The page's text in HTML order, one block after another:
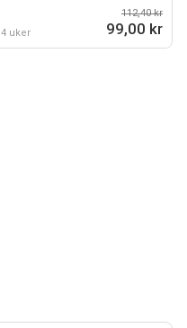
4 uker
112,40 kr
99,00 kr